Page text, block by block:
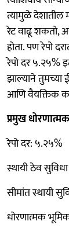
त्यामुळे देशातील
रेट वाढू शकतो,
होता. पण रेपो
रेपो दर ५.२५%
झाल्याने तुमच्या
आणि वैयक्तिक
प्रमुख
रेपो दर: ५.२५%
स्थायी ठेव
सीमांत स्थायी
धोरणात्मक